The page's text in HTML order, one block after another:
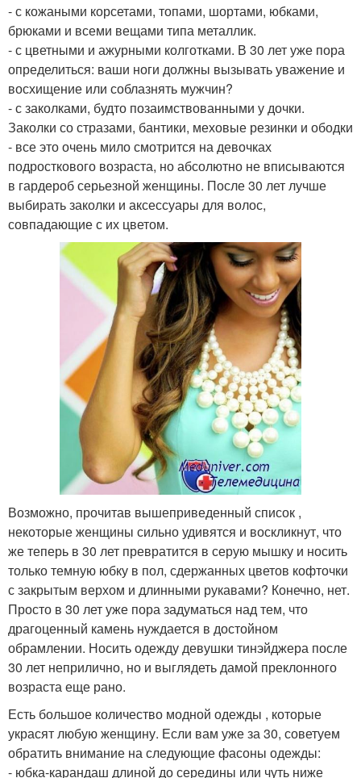
- с кожаными корсетами, топами, шортами, юбками,
брюками и всеми вещами типа металлик.
- с цветными и ажурными колготками. В 30 лет уже пора
определиться: ваши ноги должны вызывать уважение и
восхищение или соблазнять мужчин?
- с заколками, будто позаимствованными у дочки.
Заколки со стразами, бантики, меховые резинки и ободки
- все это очень мило смотрится на девочках
подросткового возраста, но абсолютно не вписываются
в гардероб серьезной женщины. После 30 лет лучше
выбирать заколки и аксессуары для волос,
совпадающие с их цветом.
Возможно, прочитав вышеприведенный список ,
некоторые женщины сильно удивятся и воскликнут, что
же теперь в 30 лет превратится в серую мышку и носить
только темную юбку в пол, сдержанных цветов кофточки
с закрытым верхом и длинными рукавами? Конечно, нет.
Просто в 30 лет уже пора задуматься над тем, что
драгоценный камень нуждается в достойном
обрамлении. Носить одежду девушки тинэйджера после
30 лет неприлично, но и выглядеть дамой преклонного
возраста еще рано.
Есть большое количество модной одежды , которые
украсят любую женщину. Если вам уже за 30, советуем
обратить внимание на следующие фасоны одежды:
- юбка-карандаш длиной до середины или чуть ниже